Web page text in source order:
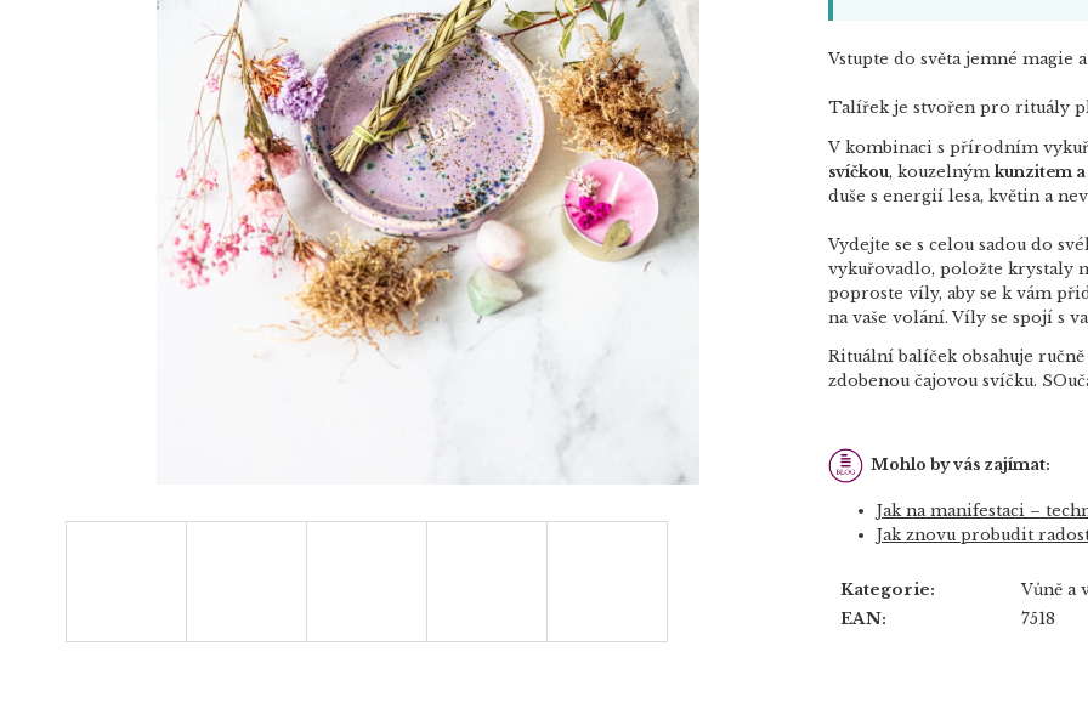
Vstupte do světa jemné magie a
Talířek je stvořen pro rituály
V kombinaci s přírodním
svíčkou, kouzelným kunzitem
duše s energií lesa, květin a
Vydejte se s celou sadou do
vykuřovadlo, položte krystaly
poproste víly, aby se k vám
na vaše volání. Víly se spojí s
Rituální balíček obsahuje
zdobenou čajovou svíčku.
Mohlo by vás zajímat:
Jak na manifestaci –
Jak znovu probudit
Kategorie: Vůně a
EAN: 7518